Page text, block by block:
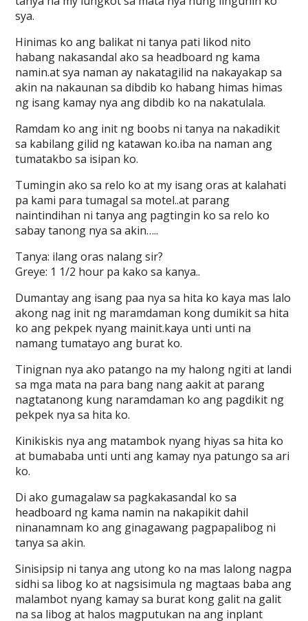
sya.
Hinimas ko ang balikat ni tanya pati likod nito
habang nakasandal ako sa headboard ng kama
namin.at sya naman ay nakatagilid na nakayakap sa
akin na nakaunan sa dibdib ko habang himas himas
ng isang kamay nya ang dibdib ko na nakatulala.
Ramdam ko ang init ng boobs ni tanya na nakadikit
sa kabilang gilid ng katawan ko.iba na naman ang
tumatakbo sa isipan ko.
Tumingin ako sa relo ko at my isang oras at kalahati
pa kami para tumagal sa motel..at parang
naintindihan ni tanya ang pagtingin ko sa relo ko
sabay tanong nya sa akin…..
Tanya: ilang oras nalang sir?
Greye: 1 1/2 hour pa kako sa kanya..
Dumantay ang isang paa nya sa hita ko kaya mas lalo
akong nag init ng maramdaman kong dumikit sa hita
ko ang pekpek nyang mainit.kaya unti unti na
namang tumatayo ang burat ko.
Tinignan nya ako patango na my halong ngiti at landi
sa mga mata na para bang nang aakit at parang
nagtatanong kung naramdaman ko ang pagdikit ng
pekpek nya sa hita ko.
Kinikiskis nya ang matambok nyang hiyas sa hita ko
at bumababa unti unti ang kamay nya patungo sa ari
ko.
Di ako gumagalaw sa pagkakasandal ko sa
headboard ng kama namin na nakapikit dahil
ninanamnam ko ang ginagawang pagpapalibog ni
tanya sa akin.
Sinisipsip ni tanya ang utong ko na mas lalong nagpa
sidhi sa libog ko at nagsisimula ng magtaas baba ang
malambot nyang kamay sa burat kong galit na galit
na sa libog at halos magputukan na ang inplant